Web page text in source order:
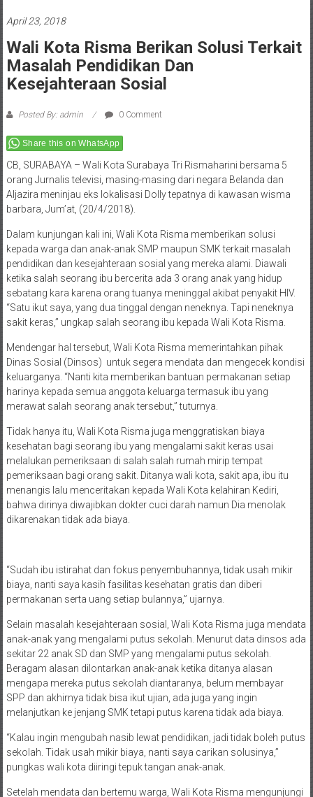
Wali Kota Risma Berikan Solusi Terkait
Masalah Pendidikan Dan
Kesejahteraan Sosial
CB, SURABAYA – Wali Kota Surabaya Tri Rismaharini bersama 5
orang Jurnalis televisi, masing-masing dari negara Belanda dan
Aljazira meninjau eks lokalisasi Dolly tepatnya di kawasan wisma
Dalam kunjungan kali ini, Wali Kota Risma memberikan solusi
kepada warga dan anak-anak SMP maupun SMK terkait masalah
pendidikan dan kesejahteraan sosial yang mereka alami. Diawali
ketika salah seorang ibu bercerita ada 3 orang anak yang hidup
sebatang kara karena orang tuanya meninggal akibat penyakit HIV.
“Satu ikut saya, yang dua tinggal dengan neneknya. Tapi neneknya
Mendengar hal tersebut, Wali Kota Risma memerintahkan pihak
Dinas Sosial (Dinsos) untuk segera mendata dan mengecek kondisi
keluarganya. “Nanti kita memberikan bantuan permakanan setiap
harinya kepada semua anggota keluarga termasuk ibu yang
Tidak hanya itu, Wali Kota Risma juga menggratiskan biaya
kesehatan bagi seorang ibu yang mengalami sakit keras usai
melalukan pemeriksaan di salah salah rumah mirip tempat
pemeriksaan bagi orang sakit. Ditanya wali kota, sakit apa, ibu itu
menangis lalu menceritakan kepada Wali Kota kelahiran Kediri,
bahwa dirinya diwajibkan dokter cuci darah namun Dia menolak
“Sudah ibu istirahat dan fokus penyembuhannya, tidak usah mikir
biaya, nanti saya kasih fasilitas kesehatan gratis dan diberi
Selain masalah kesejahteraan sosial, Wali Kota Risma juga mendata
anak-anak yang mengalami putus sekolah. Menurut data dinsos ada
sekitar 22 anak SD dan SMP yang mengalami putus sekolah.
Beragam alasan dilontarkan anak-anak ketika ditanya alasan
mengapa mereka putus sekolah diantaranya, belum membayar
SPP dan akhirnya tidak bisa ikut ujian, ada juga yang ingin
“Kalau ingin mengubah nasib lewat pendidikan, jadi tidak boleh putus
sekolah. Tidak usah mikir biaya, nanti saya carikan solusinya,”